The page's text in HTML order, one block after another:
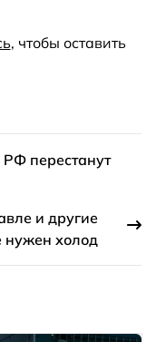
, чтобы оставить
перестанут
и другие
нужен холод